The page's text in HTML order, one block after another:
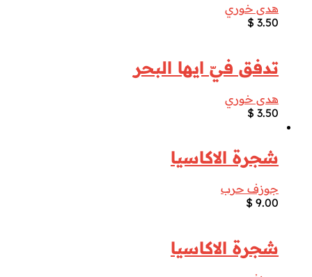
هدى خوري
$ 3.50
تدفق فيّ ايها البحر
هدى خوري
$ 3.50
شجرة الاكاسيا
جوزف حرب
$ 9.00
شجرة الاكاسيا